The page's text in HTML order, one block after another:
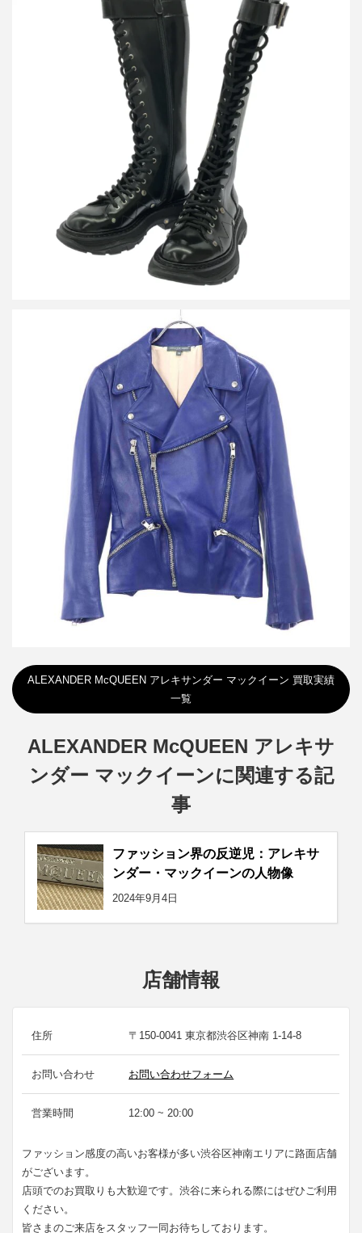
アレキサンダーマックイーン Tread Lace Up Boot トレッド レース
アップブーツ 595466
買取金額9,600円
詳しく見る
アレキサンダーマックイーン ダブルレザーライダースジャケット
377109 Q5KJA
詳しく見る
ALEXANDER McQUEEN アレキサンダー マックイーン 買取実績
一覧
ALEXANDER McQUEEN アレキサ
ンダー マックイーンに関連する記
事
ファッション界の反逆児：アレキサ
ンダー・マックイーンの人物像
2024年9月4日
店舗情報
住所 〒150-0041 東京都渋谷区神南 1-14-8
お問い合わせ お問い合わせフォーム
営業時間 12:00 ~ 20:00
ファッション感度の高いお客様が多い渋谷区神南エリアに路面店舗
がございます。
店頭でのお買取りも大歓迎です。渋谷に来られる際にはぜひご利用
ください。
皆さまのご来店をスタッフ一同お待ちしております。